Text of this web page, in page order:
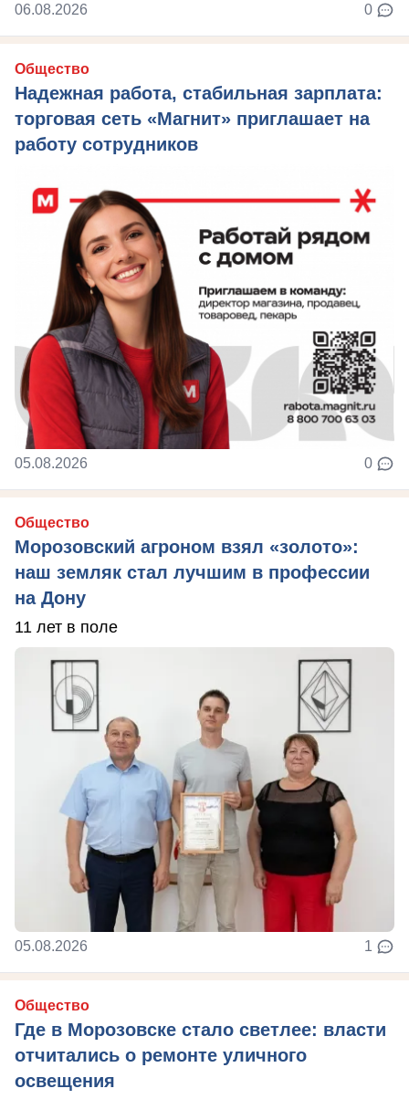
06.08.2026 0
Общество
Надежная работа, стабильная зарплата:
торговая сеть «Магнит» приглашает на
работу сотрудников
05.08.2026 0
Общество
Морозовский агроном взял «золото»:
наш земляк стал лучшим в профессии
на Дону
11 лет в поле
05.08.2026 1
Общество
Где в Морозовске стало светлее: власти
отчитались о ремонте уличного
освещения